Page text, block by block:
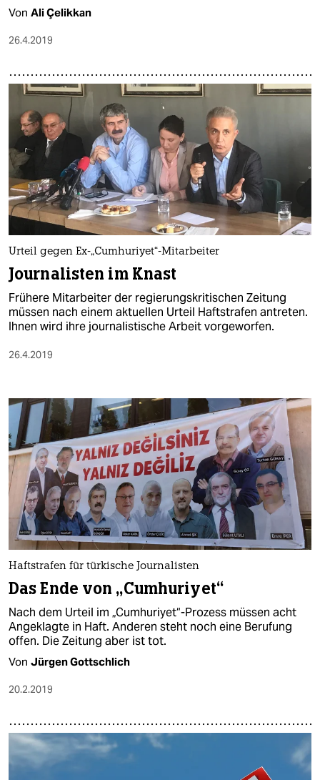
Von Ali Çelikkan
26.4.2019
Urteil gegen Ex-„Cumhuriyet“-Mitarbeiter
Journalisten im Knast
Frühere Mitarbeiter der regierungskritischen Zeitung
müssen nach einem aktuellen Urteil Haftstrafen antreten.
Ihnen wird ihre journalistische Arbeit vorgeworfen.
26.4.2019
Haftstrafen für türkische Journalisten
Das Ende von „Cumhuriyet“
Nach dem Urteil im „Cumhuriyet“-Prozess müssen acht
Angeklagte in Haft. Anderen steht noch eine Berufung
offen. Die Zeitung aber ist tot.
Von Jürgen Gottschlich
20.2.2019